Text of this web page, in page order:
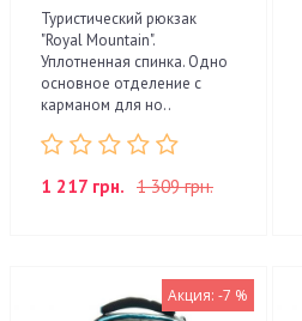
Туристический рюкзак
"Royal Mountain".
Уплотненная спинка. Одно
основное отделение с
карманом для но..
1 217 грн. 1 309 грн.
Акция: -7 %